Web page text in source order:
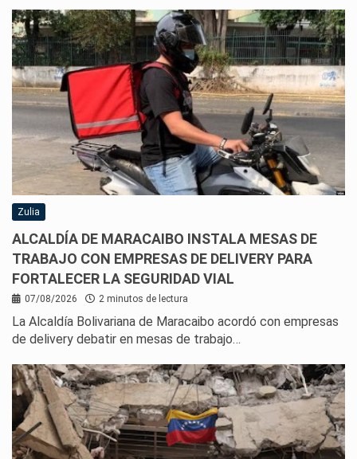
Zulia
ALCALDÍA DE MARACAIBO INSTALA MESAS DE
TRABAJO CON EMPRESAS DE DELIVERY PARA
FORTALECER LA SEGURIDAD VIAL
07/08/2026 2 minutos de lectura
La Alcaldía Bolivariana de Maracaibo acordó con empresas
de delivery debatir en mesas de trabajo…